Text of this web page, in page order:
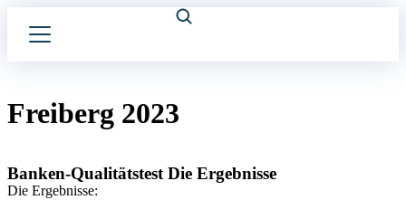
Freiberg 2023
Banken-Qualitätstest Die Ergebnisse
Die Ergebnisse: